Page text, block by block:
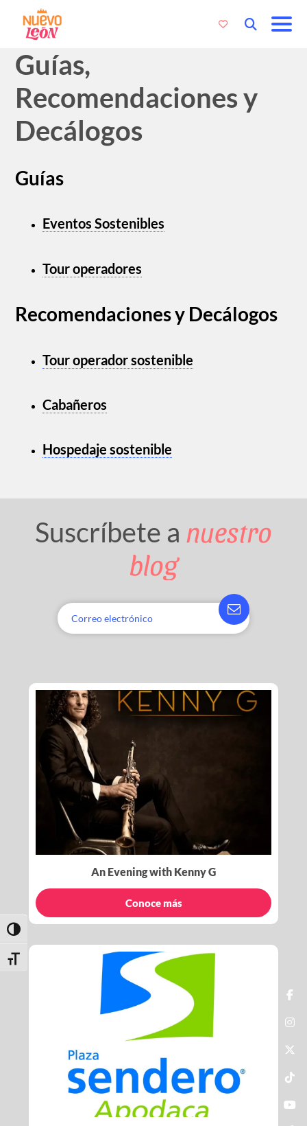
Toggle High Contrast
Toggle Font size
Guías,
Recomendaciones y
Decálogos
Guías
Eventos Sostenibles
Tour operadores
Recomendaciones y Decálogos
Tour operador sostenible
Cabañeros
Hospedaje sostenible
Suscríbete a nuestro
blog
An Evening with Kenny G
Conoce más